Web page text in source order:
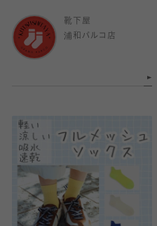
靴下屋
浦和パルコ店